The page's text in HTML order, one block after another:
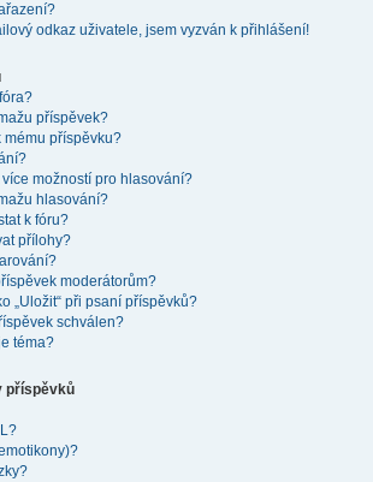
odkaz uživatele, jsem vyzván k přihlášení!
příspěvek?
mému příspěvku?
možností pro hlasování?
hlasování?
k fóru?
přílohy?
moderátorům?
„Uložit“ při psaní příspěvků?
schválen?
téma?
příspěvků